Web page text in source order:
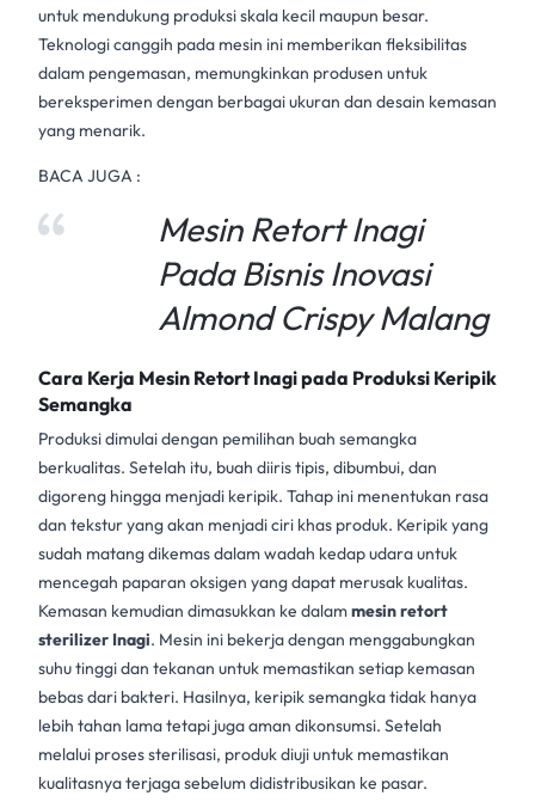
untuk mendukung produksi skala kecil maupun besar.
Teknologi canggih pada mesin ini memberikan fleksibilitas
dalam pengemasan, memungkinkan produsen untuk
bereksperimen dengan berbagai ukuran dan desain kemasan
yang menarik.
BACA JUGA :
Mesin Retort Inagi
Pada Bisnis Inovasi
Almond Crispy Malang
Cara Kerja Mesin Retort Inagi pada Produksi Keripik
Semangka
Produksi dimulai dengan pemilihan buah semangka
berkualitas. Setelah itu, buah diiris tipis, dibumbui, dan
digoreng hingga menjadi keripik. Tahap ini menentukan rasa
dan tekstur yang akan menjadi ciri khas produk. Keripik yang
sudah matang dikemas dalam wadah kedap udara untuk
mencegah paparan oksigen yang dapat merusak kualitas.
Kemasan kemudian dimasukkan ke dalammesin retort
sterilizer Inagi. Mesin ini bekerja dengan menggabungkan
suhu tinggi dan tekanan untuk memastikan setiap kemasan
bebas dari bakteri. Hasilnya, keripik semangka tidak hanya
lebih tahan lama tetapi juga aman dikonsumsi. Setelah
melalui proses sterilisasi, produk diuji untuk memastikan
kualitasnya terjaga sebelum didistribusikan ke pasar.